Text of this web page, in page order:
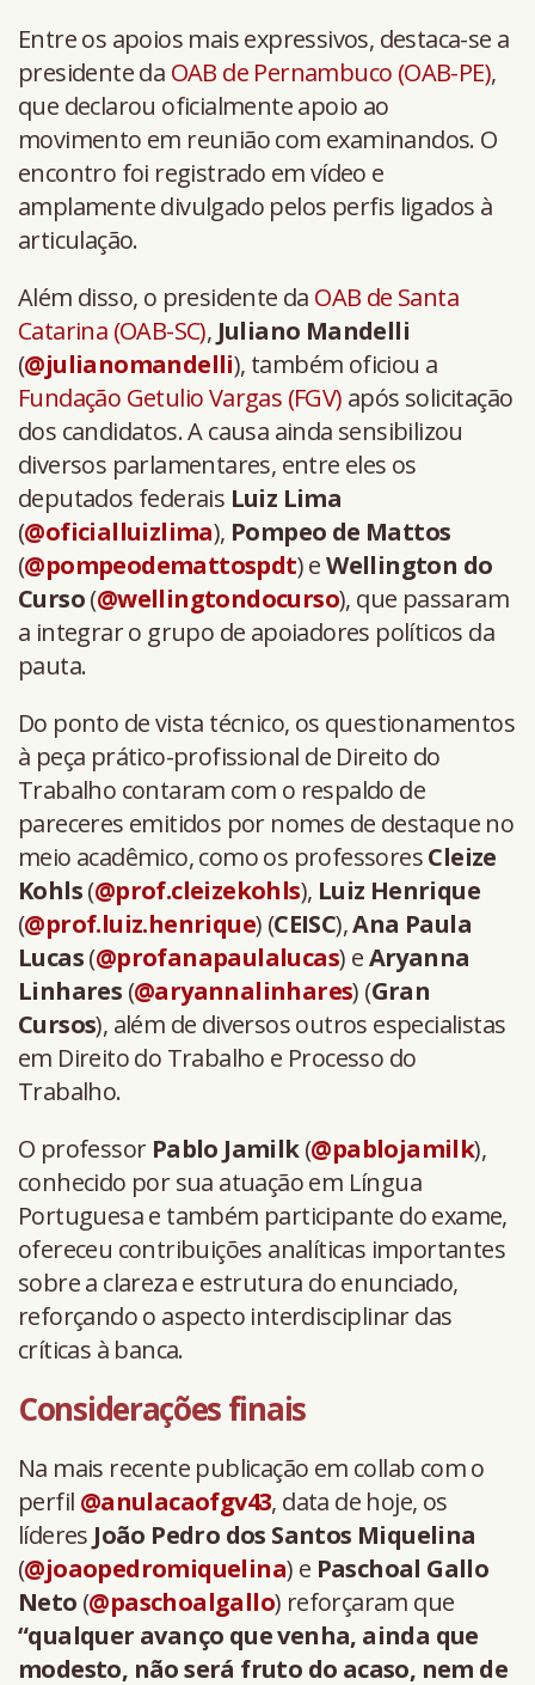
Entre os apoios mais expressivos, destaca-se a
presidente da OAB de Pernambuco (OAB-PE),
que declarou oficialmente apoio ao
movimento em reunião com examinandos. O
encontro foi registrado em vídeo e
amplamente divulgado pelos perfis ligados à
articulação.
Além disso, o presidente da OAB de Santa
Catarina (OAB-SC), Juliano Mandelli
(@julianomandelli), também oficiou a
Fundação Getulio Vargas (FGV) após solicitação
dos candidatos. A causa ainda sensibilizou
diversos parlamentares, entre eles os
deputados federais Luiz Lima
(@oficialluizlima), Pompeo de Mattos
(@pompeodemattospdt) eWellington do
Curso(@wellingtondocurso), que passaram
a integrar o grupo de apoiadores políticos da
pauta.
Do ponto de vista técnico, os questionamentos
à peça prático-profissional de Direito do
Trabalho contaram com o respaldo de
pareceres emitidos por nomes de destaque no
meio acadêmico, como os professoresCleize
Kohls(@prof.cleizekohls), Luiz Henrique
(@prof.luiz.henrique) (CEISC),Ana Paula
Lucas(@profanapaulalucas) eAryanna
Linhares (@aryannalinhares) (Gran
Cursos), além de diversos outros especialistas
em Direito do Trabalho e Processo do
Trabalho.
O professor Pablo Jamilk(@pablojamilk),
conhecido por sua atuação em Língua
Portuguesa e também participante do exame,
ofereceu contribuições analíticas importantes
sobre a clareza e estrutura do enunciado,
reforçando o aspecto interdisciplinar das
críticas à banca.
Considerações finais
Na mais recente publicação em collab com o
perfil @anulacaofgv43, data de hoje, os
líderes João Pedro dos Santos Miquelina
(@joaopedromiquelina) e Paschoal Gallo
Neto (@paschoalgallo) reforçaram que
“qualquer avanço que venha, ainda que
modesto, não será fruto do acaso, nem de